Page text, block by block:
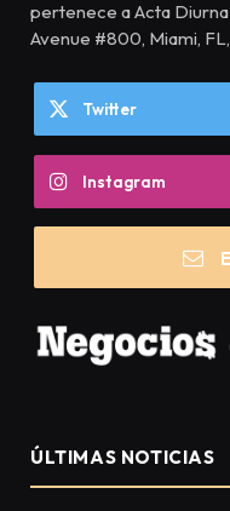
pertenece a Acta
Avenue #800, Miami, FL,
Twitter
Instagram
ÚLTIMAS NOTICIAS